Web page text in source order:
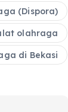
(Dispora)
olahraga
di Bekasi